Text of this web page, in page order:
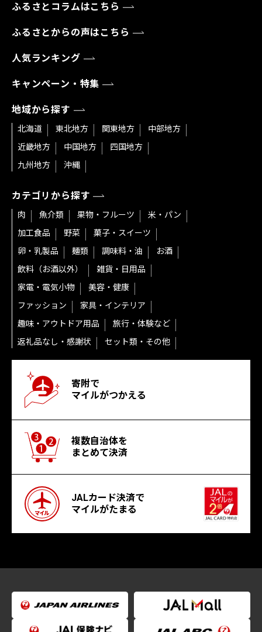
ふるさとコラムはこちら
ふるさとからの声はこちら
人気ランキング
キャンペーン・特集
地域から探す
北海道 東北地方 関東地方
中部地方
近畿地方
中国地方
四国地方
九州地方
沖縄
カテゴリから探す
肉 魚介類 果物・フルーツ
米・パン
加工食品
野菜
菓子・スイーツ
卵・乳製品
麺類 調味料・油
お酒
飲料（お酒以外）
雑貨・日用品
家電・電気小物
美容・健康
ファッション
家具・インテリア
趣味・アウトドア用品
旅行・体験など
返礼品なし・感謝状
セット類・その他
寄附で
マイルがつかえる
複数自治体を
まとめて決済
JALカード決済で
マイルがたまる